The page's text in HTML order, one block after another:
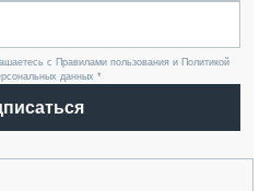
с Правилами пользования и Политикой
данных *